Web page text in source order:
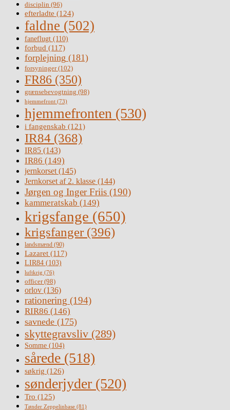
disciplin (96)
efterladte (124)
faldne (502)
faneflugt (110)
forbud (117)
forplejning (181)
forsyninger(102)
FR86 (350)
grænsebevogtning (98)
hjemmefront (73)
hjemmefronten (530)
i fangenskab (121)
IR84 (368)
IR85 (143)
IR86 (149)
jernkorset(145)
Jernkorset af 2. klasse (144)
Jørgen og Inger Friis (190)
kammeratskab (149)
krigsfange (650)
krigsfanger (396)
landsmænd (90)
Lazaret (117)
LIR84 (103)
luftkrig (76)
officer(98)
orlov (136)
rationering (194)
RIR86 (146)
savnede (175)
skyttegravsliv (289)
Somme (104)
sårede (518)
søkrig (126)
sønderjyder (520)
Tro (125)
Tønder Zeppelinbase (81)